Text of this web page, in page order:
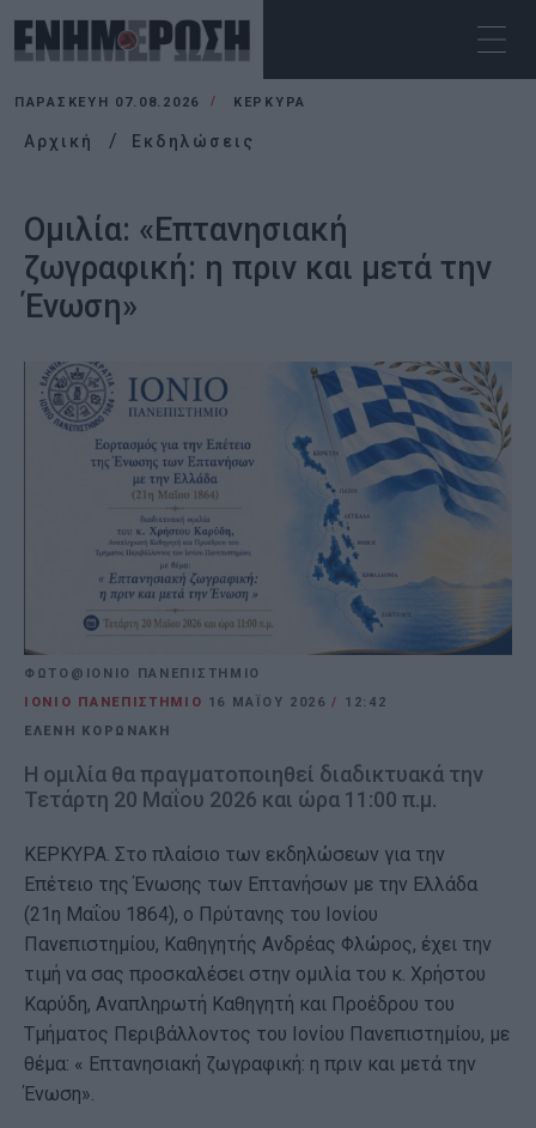
ΠΑΡΑΣΚΕΥΉ 07.08.2026 ΚΕΡΚΥΡΑ
Αρχική Εκδηλώσεις
Ομιλία: «Επτανησιακή
ζωγραφική: η πριν και μετά την
Ένωση»
ΦΩΤΟ@ΙΟΝΙΟ ΠΑΝΕΠΙΣΤΗΜΙΟ
ΙΟΝΙΟ ΠΑΝΕΠΙΣΤΗΜΙΟ 16 ΜΑΪ́ΟΥ 2026/ 12:42
ΕΛΕΝΗ ΚΟΡΩΝΑΚΗ
Η ομιλία θα πραγματοποιηθεί διαδικτυακά την
Τετάρτη 20 Μαΐου 2026 και ώρα 11:00 π.μ.
ΚΕΡΚΥΡΑ. Στο πλαίσιο των εκδηλώσεων για την
Επέτειο της Ένωσης των Επτανήσων με την Ελλάδα
(21η Μαΐου 1864), ο Πρύτανης του Ιονίου
Πανεπιστημίου, Καθηγητής Ανδρέας Φλώρος, έχει την
τιμή να σας προσκαλέσει στην ομιλία του κ. Χρήστου
Καρύδη, Αναπληρωτή Καθηγητή και Προέδρου του
Τμήματος Περιβάλλοντος του Ιονίου Πανεπιστημίου, με
θέμα: « Επτανησιακή ζωγραφική: η πριν και μετά την
Ένωση».